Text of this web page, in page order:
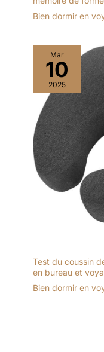
Bien dormir en
Mar
10
2025
Test du coussin
en bureau et
Bien dormir en